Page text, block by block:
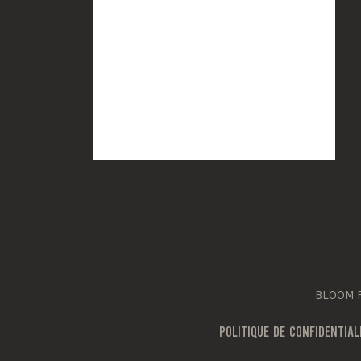
BLOOM
POLITIQUE DE